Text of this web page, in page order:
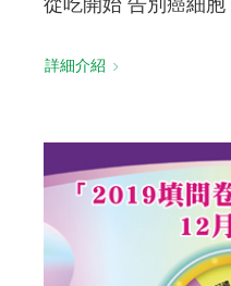
詳細介紹